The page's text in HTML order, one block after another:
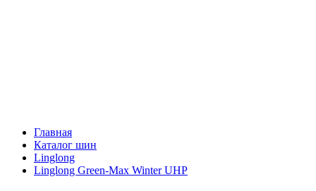
Главная
Каталог шин
Linglong
Linglong Green-Max Winter UHP